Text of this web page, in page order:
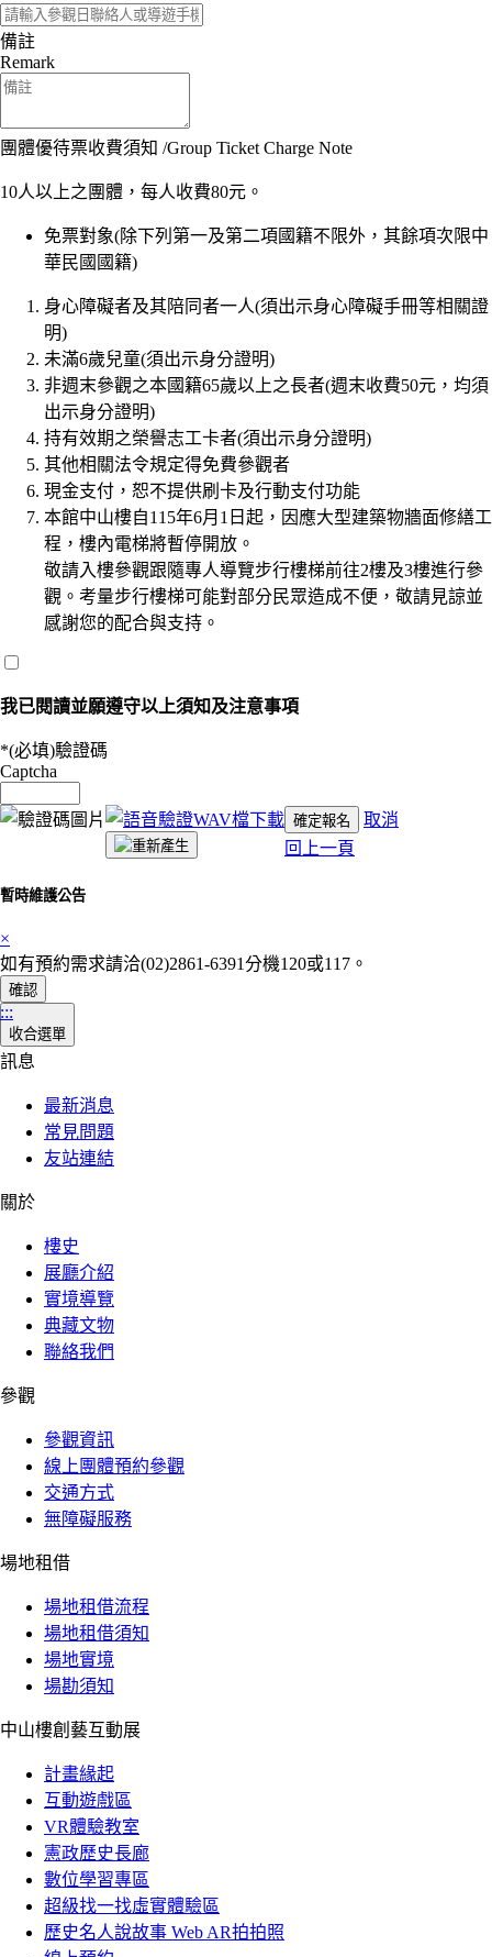
備註
Remark
團體優待票收費須知 /Group Ticket Charge Note
10人以上之團體，每人收費80元。
免票對象(除下列第一及第二項國籍不限外，其餘項次限中
華民國國籍)
身心障礙者及其陪同者一人(須出示身心障礙手冊等相關證
明)
未滿6歲兒童(須出示身分證明)
非週末參觀之本國籍65歲以上之長者(週末收費50元，均須
出示身分證明)
持有效期之榮譽志工卡者(須出示身分證明)
其他相關法令規定得免費參觀者
現金支付，恕不提供刷卡及行動支付功能
本館中山樓自115年6月1日起，因應大型建築物牆面修繕工
程，樓內電梯將暫停開放。
敬請入樓參觀跟隨專人導覽步行樓梯前往2樓及3樓進行參
觀。考量步行樓梯可能對部分民眾造成不便，敬請見諒並
感謝您的配合與支持。
我已閱讀並願遵守以上須知及注意事項
*(必填)驗證碼
Captcha
確定報名
取消
回上一頁
暫時維護公告
×
如有預約需求請洽(02)2861-6391分機120或117。
確認
:::
收合選單
訊息
最新消息
常見問題
友站連結
關於
樓史
展廳介紹
實境導覽
典藏文物
聯絡我們
參觀
參觀資訊
線上團體預約參觀
交通方式
無障礙服務
場地租借
場地租借流程
場地租借須知
場地實境
場勘須知
中山樓創藝互動展
計畫緣起
互動遊戲區
VR體驗教室
憲政歷史長廊
數位學習專區
超級找一找虛實體驗區
歷史名人說故事 Web AR拍拍照